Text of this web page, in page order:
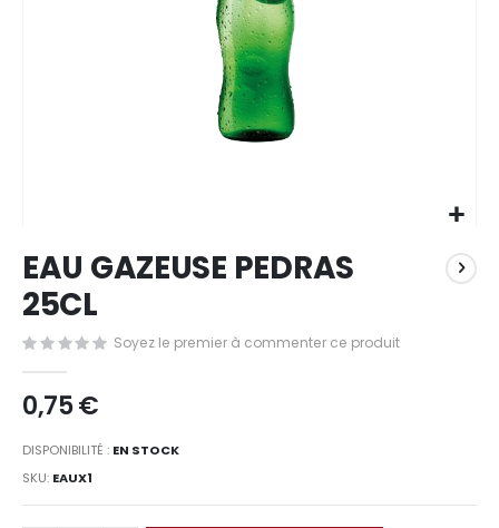
au
début
de
la
Galerie
d’images
EAU GAZEUSE PEDRAS
25CL
Soyez le premier à commenter ce produit
0,75 €
DISPONIBILITÉ : EN STOCK
SKU EAUX1